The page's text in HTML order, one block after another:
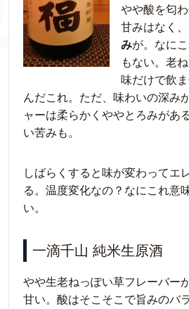
やや酸を匂
甘みはなく、
みが。なに
もない。老
味だけで飲
んだこれ。ただ、味わいの深み
ャーは柔らかくややとろみがあ
い苦みも。
しばらくすると味が変わってエ
る。温度変化なの？なにこれ意
い。
一滴千山 純米生原酒
やや生老ねっぽい草フレーバー
甘い。酸はそこそこで旨みのバ